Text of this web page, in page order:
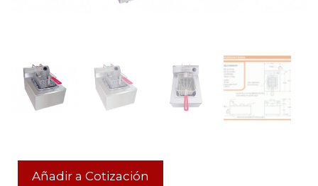
Añadir a Cotización